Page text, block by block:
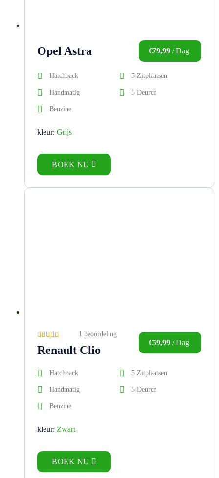
Opel Astra €79,99 / Dag
Hatchback 5 Zitplaatsen
Handmatig 5 Deuren
Benzine
kleur: Grijs
BOEK NU
1 beoordeling
Renault Clio
€59,99 / Dag
Hatchback 5 Zitplaatsen
Handmatig 5 Deuren
Benzine
kleur: Zwart
BOEK NU